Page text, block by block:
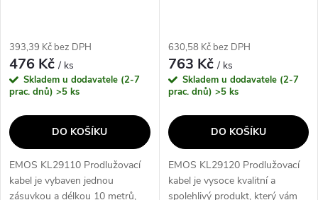
393,39 Kč bez DPH
476 Kč/ ks
Skladem u dodavatele (2-7
prac. dnů) >5 ks
DO KOŠÍKU
EMOS KL29110 Prodlužovací
kabel je vybaven jednou
zásuvkou a délkou 10 metrů,
630,58 Kč bez DPH
763 Kč/ ks
Skladem u dodavatele (2-7
prac. dnů) >5 ks
DO KOŠÍKU
EMOS KL29120 Prodlužovací
kabel je vysoce kvalitní a
spolehlivý produkt, který vám